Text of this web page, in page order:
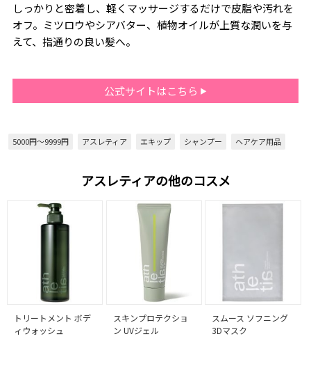
しっかりと密着し、軽くマッサージするだけで皮脂や汚れを
オフ。ミツロウやシアバター、植物オイルが上質な潤いを与
えて、指通りの良い髪へ。
公式サイトはこちら
5000円～9999円 アスレティア エキップ シャンプー ヘアケア用品
アスレティアの他のコスメ
トリートメント ボデ
ィウォッシュ
スキンプロテクショ
ン UVジェル
スムース ソフニング
3Dマスク